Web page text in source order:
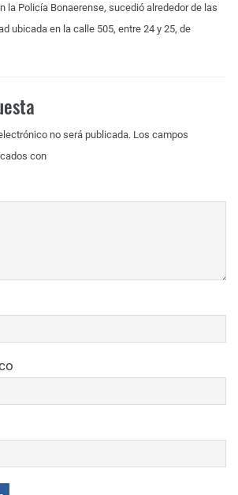
la Policía Bonaerense, sucedió alrededor de las
ubicada en la calle 505, entre 24 y 25, de
no será publicada. Los campos
con